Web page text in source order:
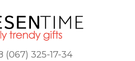
(067) 325-17-34